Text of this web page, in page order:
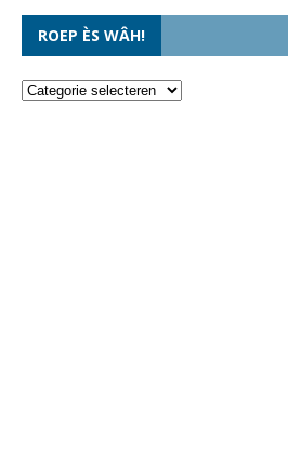
ROEP ÈS WÂH!